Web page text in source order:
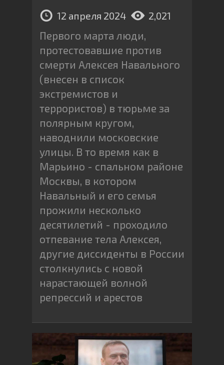
12 апреля 2024 2,021
Первого марта люди,
протестовавшие против
смерти Алексея Навального
(внесен в список
экстремистов и
террористов) в тюрьме за
полярным кругом,
наводнили московские
улицы. В то время как в
Марьино - спальном районе
Москвы, в котором
Навальный и его семья
прожили несколько
десятилетий - проходило
отпевание тела Алексея,
другие диссиденты в России
столкнулись с новой
нарастающей волной
репрессий и арестов